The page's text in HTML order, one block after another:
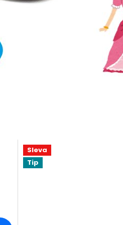
Sleva
Tip